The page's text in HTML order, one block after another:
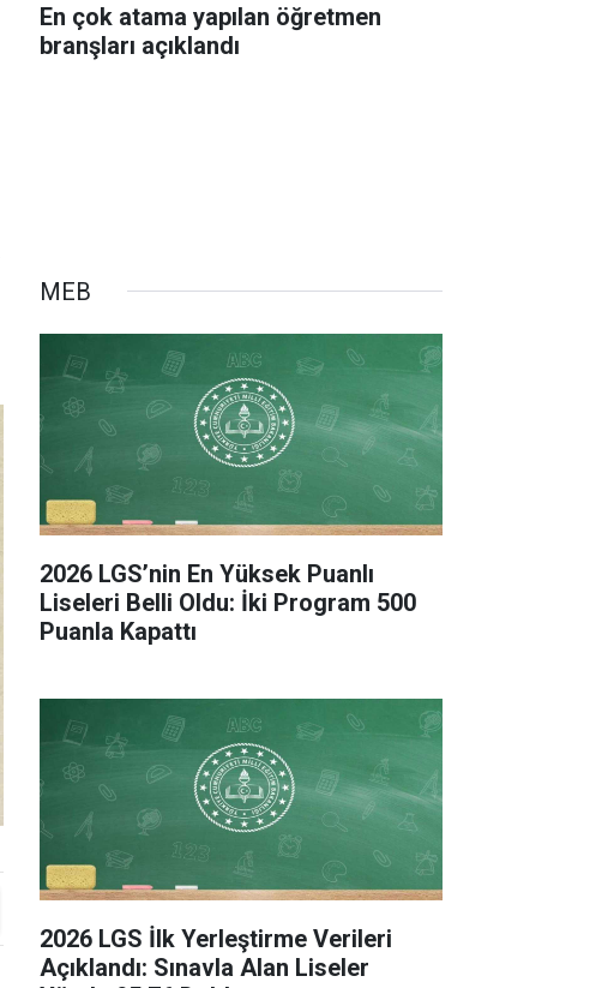
En çok atama yapılan öğretmen
branşları açıklandı
MEB
2026 LGS’nin En Yüksek Puanlı
Liseleri Belli Oldu: İki Program 500
Puanla Kapattı
2026 LGS İlk Yerleştirme Verileri
Açıklandı: Sınavla Alan Liseler